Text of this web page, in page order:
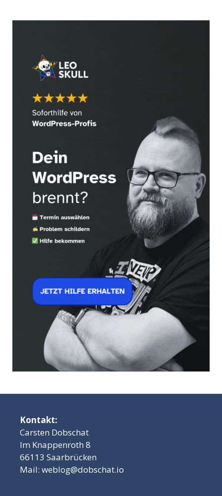
Kontakt:
Carsten Dobschat
Im Knappenroth 8
66113 Saarbrücken
Mail: weblog@dobschat.io